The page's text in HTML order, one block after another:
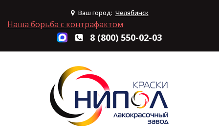
Ваш город: Челябинск
Наша борьба с контрафактом
8 (800) 550-02-03